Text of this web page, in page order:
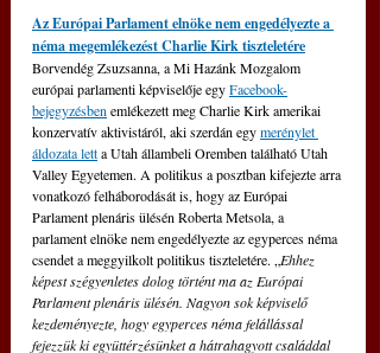
Az Európai Parlament elnöke nem engedélyezte a
néma megemlékezést Charlie Kirk tiszteletére
Borvendég Zsuzsanna, a Mi Hazánk Mozgalom
európai parlamenti képviselője egy Facebook-
bejegyzésben emlékezett meg Charlie Kirk amerikai
konzervatív aktivistáról, aki szerdán egy merénylet
áldozata lett a Utah állambeli Oremben található Utah
Valley Egyetemen. A politikus a posztban kifejezte arra
vonatkozó felháborodását is, hogy az Európai
Parlament plenáris ülésén Roberta Metsola, a
parlament elnöke nem engedélyezte az egyperces néma
csendet a meggyilkolt politikus tiszteletére. „ Ehhez
képest szégyenletes dolog történt ma az Európai
Parlament plenáris ülésén. Nagyon sok képviselő
kezdeményezte, hogy egyperces néma felállással
fejezzük ki együttérzésünket a hátrahagyott családdal